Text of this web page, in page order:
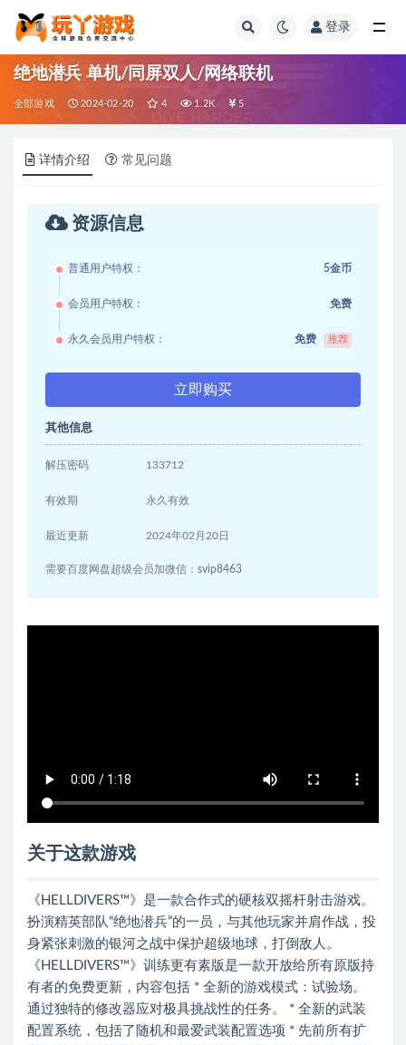
登录
绝地潜兵 单机/同屏双人/网络联机
全部游戏 2024-02-20 4 1.2K 5
详情介绍 常见问题
资源信息
普通用户特权： 5金币
会员用户特权： 免费
永久会员用户特权： 免费 推荐
立即购买
其他信息
解压密码 133712
有效期 永久有效
最近更新 2024年02月20日
需要百度网盘超级会员加微信：svip8463
关于这款游戏
《HELLDIVERS™》是一款合作式的硬核双摇杆射击游戏。
扮演精英部队“绝地潜兵”的一员，与其他玩家并肩作战，投
身紧张刺激的银河之战中保护超级地球，打倒敌人。
《HELLDIVERS™》训练更有素版是一款开放给所有原版持
有者的免费更新，内容包括 * 全新的游戏模式：试验场。
通过独特的修改器应对极具挑战性的任务。 * 全新的武装
配置系统，包括了随机和最爱武装配置选项 * 先前所有扩